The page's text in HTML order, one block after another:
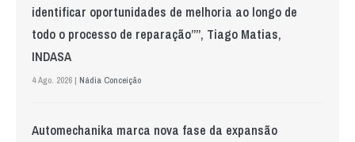
identificar oportunidades de melhoria ao longo de
todo o processo de reparação””, Tiago Matias,
INDASA
4 Ago. 2026 | Nádia Conceição
Automechanika marca nova fase da expansão